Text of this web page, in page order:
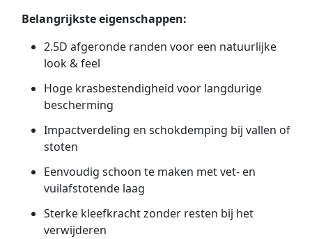
Belangrijkste eigenschappen:
2.5D afgeronde randen voor een natuurlijke
look & feel
Hoge krasbestendigheid voor langdurige
bescherming
Impactverdeling en schokdemping bij vallen of
stoten
Eenvoudig schoon te maken met vet- en
vuilafstotende laag
Sterke kleefkracht zonder resten bij het
verwijderen